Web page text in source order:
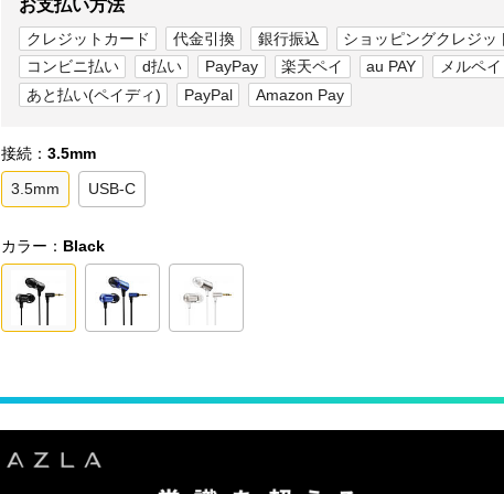
お支払い方法
クレジットカード 代金引換 銀行振込
ショッピングクレジッ
コンビニ払い
d払い PayPay 楽天ペイ au PAY
メルペイ
あと払い(ペイディ)
PayPal Amazon Pay
接続： 3.5mm
3.5mm USB-C
カラー： Black